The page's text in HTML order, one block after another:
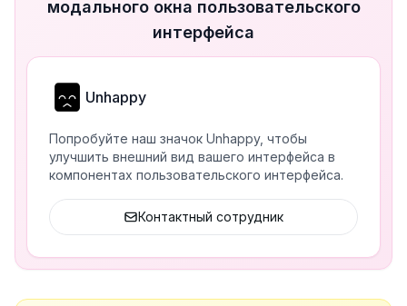
модального окна пользовательского
интерфейса
Unhappy
Попробуйте наш значок Unhappy, чтобы
улучшить внешний вид вашего интерфейса в
компонентах пользовательского интерфейса.
Контактный сотрудник